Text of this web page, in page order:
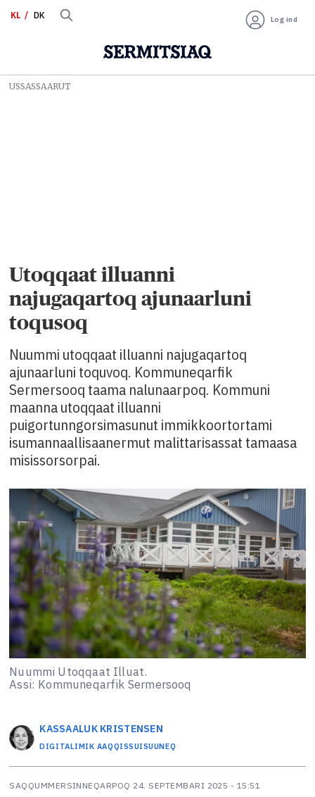
KL DK Log ind
USSASSAARUT
Utoqqaat illuanni
najugaqartoq ajunaarluni
toqusoq
Nuummi utoqqaat illuanni najugaqartoq
ajunaarluni toquvoq. Kommuneqarfik
Sermersooq taama nalunaarpoq. Kommuni
maanna utoqqaat illuanni
puigortunngorsimasunut immikkoortortami
isumannaallisaanermut malittarisassat tamaasa
misissorsorpai.
Nuummi Utoqqaat Illuat.
Assi: Kommuneqarfik Sermersooq
KASSAALUK KRISTENSEN
DIGITALIMIK AAQQISSUISUUNEQ
SAQQUMMERSINNEQARPOQ 24. SEPTEMBARI 2025 - 15:51